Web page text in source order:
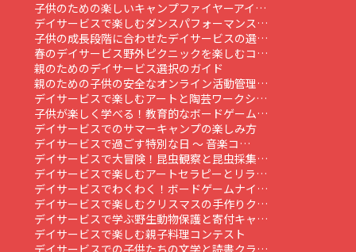
子供のための楽しいキャンプファイヤーアイ…
デイサービスで楽しむダンスパフォーマンス…
子供の成長段階に合わせたデイサービスの選…
春のデイサービス野外ピクニックを楽しむコ…
親のためのデイサービス選択のガイド
親のための子供の安全なオンライン活動管理…
デイサービスで楽しむアートと陶芸ワークシ…
子供が楽しく学べる！教育的なボードゲーム…
デイサービスでのサマーキャンプの楽しみ方
デイサービスで過ごす特別な日 ～ 音楽コ…
デイサービスで大冒険！昆虫観察と昆虫採集…
デイサービスで楽しむアートセラピーとリラ…
デイサービスでわくわく！ボードゲームナイ…
デイサービスで楽しむクリスマスの手作りク…
デイサービスで学ぶ野生動物保護と寄付キャ…
デイサービスで楽しむ親子料理コンテスト
デイサービスでの子供たちの文学と読書クラ…